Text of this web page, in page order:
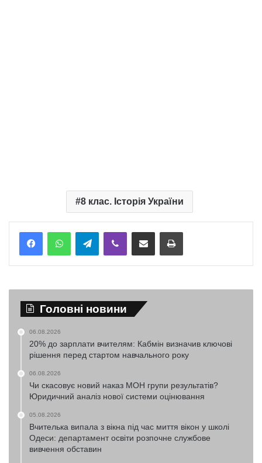
8 клас. Історія України
TelegramViber Надіслати електронною поштоюНадрукувати
Головні новини
06.08.2026
20% до зарплати вчителям: Кабмін визначив ключові
рішення перед стартом навчального року
06.08.2026
Чи скасовує новий наказ МОН групи результатів?
Юридичний аналіз нової системи оцінювання
05.08.2026
Вчителька випала з вікна під час миття вікон у школі
Одеси: департамент освіти розпочне службове
вивчення обставин